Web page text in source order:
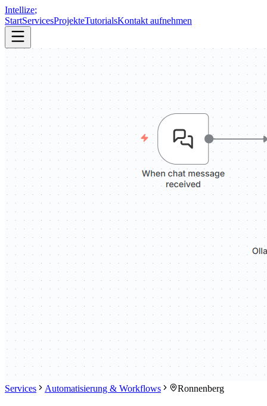
Intellize;
StartServicesProjekteTutorialsKontakt aufnehmen
Services Automatisierung & Workflows Ronnenberg